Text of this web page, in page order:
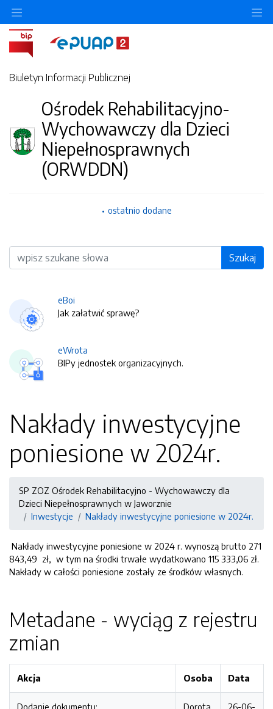
Biuletyn Informacji Publicznej
Ośrodek Rehabilitacyjno-
Wychowawczy dla Dzieci
Niepełnosprawnych
(ORWDDN)
ostatnio dodane
Wyszukiwarka Szukaj
eBoi
Jak załatwić sprawę?
eWrota
BIPy jednostek organizacyjnych.
Nakłady inwestycyjne
poniesione w 2024r.
SP ZOZ Ośrodek Rehabilitacyjno - Wychowawczy dla
Dzieci Niepełnosprawnych w Jaworznie
Inwestycje
Nakłady inwestycyjne poniesione w 2024r.
Nakłady inwestycyjne poniesione w 2024 r. wynoszą brutto 271
843,49 zł, w tym na środki trwałe wydatkowano 115 333,06 zł.
Nakłady w całości poniesione zostały ze środków własnych.
Metadane - wyciąg z rejestru
zmian
Akcja Osoba Data
Dodanie dokumentu:
Dorota
26-06-